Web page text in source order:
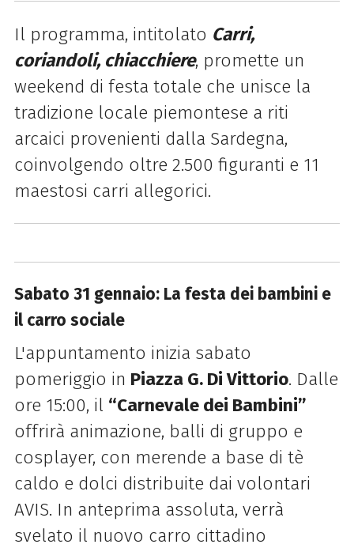
Il programma, intitolato Carri,
coriandoli, chiacchiere, promette un
weekend di festa totale che unisce la
tradizione locale piemontese a riti
arcaici provenienti dalla Sardegna,
coinvolgendo oltre 2.500 figuranti e 11
maestosi carri allegorici.
Sabato 31 gennaio: La festa dei bambini e
il carro sociale
L'appuntamento inizia sabato
pomeriggio in Piazza G. Di Vittorio. Dalle
ore 15:00, il “Carnevale dei Bambini”
offrirà animazione, balli di gruppo e
cosplayer, con merende a base di tè
caldo e dolci distribuite dai volontari
AVIS. In anteprima assoluta, verrà
svelato il nuovo carro cittadino